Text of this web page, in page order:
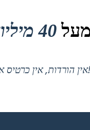
40 מיליון
אין הורדות, אין כרטיס אשראי ואין צורך בכניסה כדי לנסות!